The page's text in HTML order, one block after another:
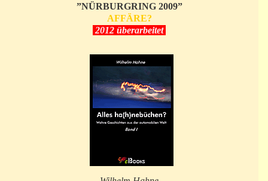
”NÜRBURGRING 2009”
AFFÄRE?
2012 überarbeitet